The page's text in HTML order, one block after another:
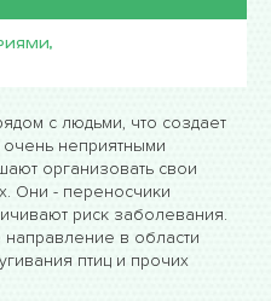
с людьми, что создает
неприятными
организовать свои
Они - переносчики
риск заболевания.
в области
птиц и прочих